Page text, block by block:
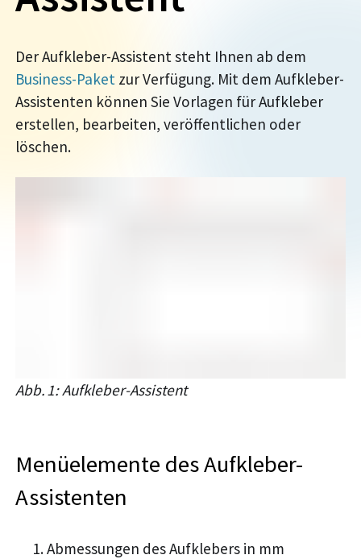
Der Aufkleber-Assistent steht Ihnen ab dem
Business-Paket zur Verfügung. Mit dem Aufkleber-
Assistenten können Sie Vorlagen für Aufkleber
erstellen, bearbeiten, veröffentlichen oder
löschen.
Abb. 1: Aufkleber-Assistent
Menüelemente des Aufkleber-
Assistenten
Abmessungen des Aufklebers in mm